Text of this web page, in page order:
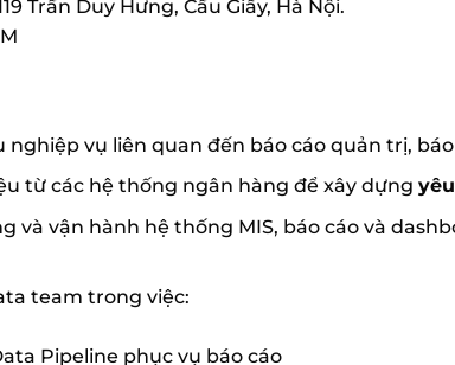
Trần Duy Hưng, Cầu Giấy, Hà Nội.
nghiệp vụ liên quan đến báo cáo quản trị,
từ các hệ thống ngân hàng để xây dựng
và vận hành hệ thống MIS, báo cáo và
team trong việc:
Pipeline phục vụ báo cáo